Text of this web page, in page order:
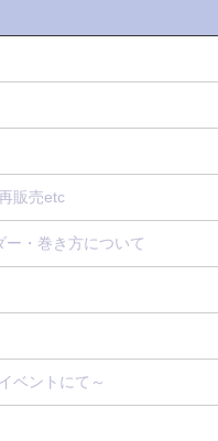
販売etc
・巻き方について
ベントにて～